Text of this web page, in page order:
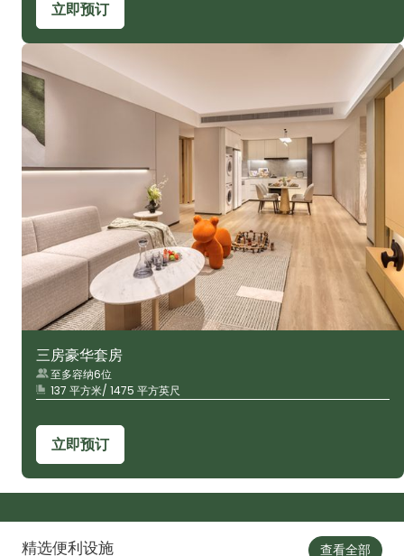
立即预订
三房豪华套房
至多容纳6位
137 平方米/ 1475 平方英尺
立即预订
精选便利设施 查看全部